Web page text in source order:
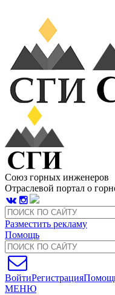
Союз горных инженеров
Отраслевой портал о
Разместить рекламу
Помощь
ВойтиРегистрация
МЕНЮ